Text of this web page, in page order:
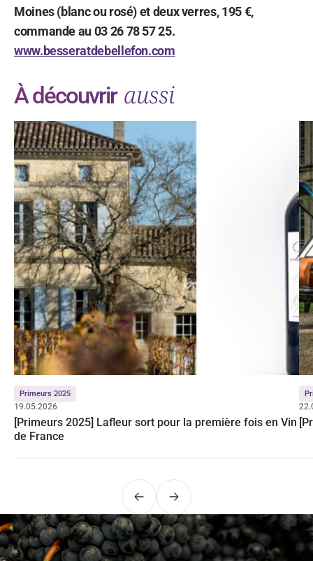
Moines (blanc ou rosé) et deux verres, 195 €,
commande au 03 26 78 57 25.
www.besseratdebellefon.com
À découvrir aussi
Primeurs 2025
19.05.2026
[Primeurs 2025] Lafleur sort pour la première fois en Vin
de France
PrécédentSuivant